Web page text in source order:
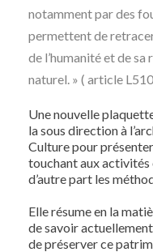
notamment par des
permettent de
de l’humanité et de
naturel. » ( article
Une nouvelle
la sous direction à
Culture pour
touchant aux
d’autre part les
Elle résume en la
de savoir
de préserver ce